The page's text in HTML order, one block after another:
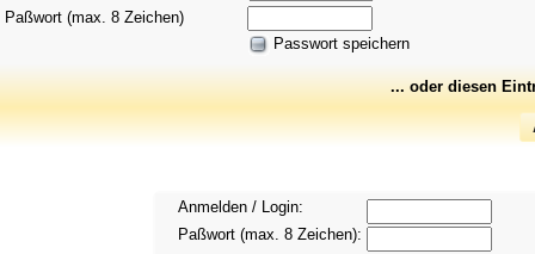
Paßwort (max. 8 Zeichen)
Passwort speichern
... oder diesen
Anmelden / Login:
Paßwort (max. 8 Zeichen):